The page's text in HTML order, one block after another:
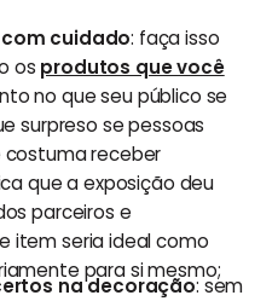
cuidado: faça isso
os produtos que você
no que seu público se
surpreso se pessoas
receber
que a exposição deu
parceiros e
item seria ideal como
para si mesmo;
na decoração: sem